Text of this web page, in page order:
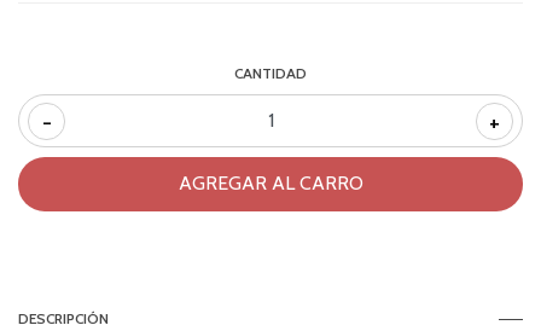
CANTIDAD
- +
DESCRIPCIÓN